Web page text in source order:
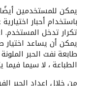
يمكن للمستخدمين
باستخدام أحبار
تكرار تدخل المستخدم.
يمكن أن يساعد اختيار
طابعة نفث الحبر
الطباعة ، لا سيما فيما